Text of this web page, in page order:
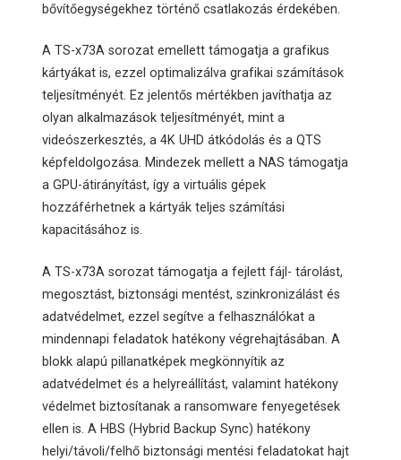
bővítőegységekhez történő csatlakozás érdekében.
A TS-x73A sorozat emellett támogatja a grafikus
kártyákat is, ezzel optimalizálva grafikai számítások
teljesítményét. Ez jelentős mértékben javíthatja az
olyan alkalmazások teljesítményét, mint a
videószerkesztés, a 4K UHD átkódolás és a QTS
képfeldolgozása. Mindezek mellett a NAS támogatja
a GPU-átirányítást, így a virtuális gépek
hozzáférhetnek a kártyák teljes számítási
kapacitásához is.
A TS-x73A sorozat támogatja a fejlett fájl- tárolást,
megosztást, biztonsági mentést, szinkronizálást és
adatvédelmet, ezzel segítve a felhasználókat a
mindennapi feladatok hatékony végrehajtásában. A
blokk alapú pillanatképek megkönnyítik az
adatvédelmet és a helyreállítást, valamint hatékony
védelmet biztosítanak a ransomware fenyegetések
ellen is. A HBS (Hybrid Backup Sync) hatékony
helyi/távoli/felhő biztonsági mentési feladatokat hajt